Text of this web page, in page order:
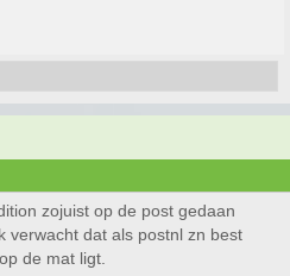
zojuist op de post gedaan
verwacht dat als postnl zn best
de mat ligt.